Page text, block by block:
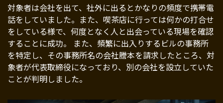
対象者は会社を出て、社外に出るとかなりの頻度で携帯電
話をしていました。また、喫茶店に行っては何かの打合せ
をしている様で、何度となく人と出会っている現場を確認
することに成功。 また、頻繁に出入りするビルの事務所
を特定し、その事務所名の会社謄本を請求したところ、対
象者が代表取締役になっており、別の会社を設立していた
ことが判明しました。